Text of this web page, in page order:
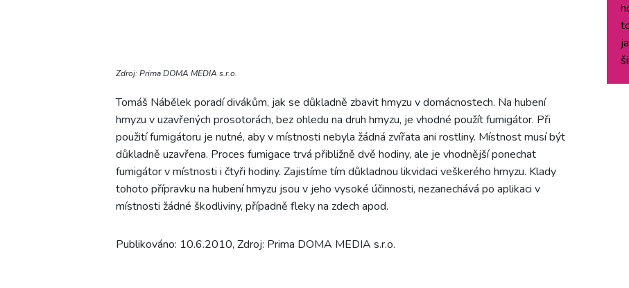
Zdroj: Prima DOMA MEDIA s.r.o.
Tomáš Nábělek poradí divákům, jak se důkladně zbavit hmyzu v domácnostech. Na hubení
hmyzu v uzavřených prosotorách, bez ohledu na druh hmyzu, je vhodné použít fumigátor. Při
použití fumigátoru je nutné, aby v místnosti nebyla žádná zvířata ani rostliny. Místnost musí být
důkladně uzavřena. Proces fumigace trvá přibližně dvě hodiny, ale je vhodnější ponechat
fumigátor v místnosti i čtyři hodiny. Zajistíme tím důkladnou likvidaci veškerého hmyzu. Klady
tohoto přípravku na hubení hmyzu jsou v jeho vysoké účinnosti, nezanechává po aplikaci v
místnosti žádné škodliviny, případně fleky na zdech apod.
Publikováno: 10.6.2010, Zdroj: Prima DOMA MEDIA s.r.o.